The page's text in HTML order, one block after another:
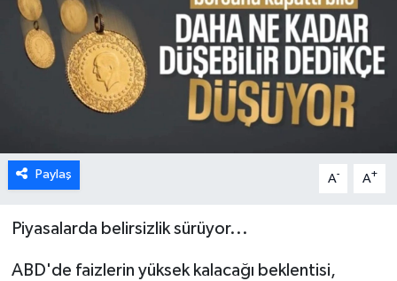
Paylaş A- A+
Piyasalarda belirsizlik sürüyor...
ABD'de faizlerin yüksek kalacağı beklentisi,